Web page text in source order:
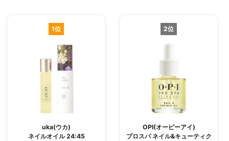
1位
uka(ウカ)
ネイルオイル 24:45
2位
OPI(オーピーアイ)
プロスパ ネイル&キューティク